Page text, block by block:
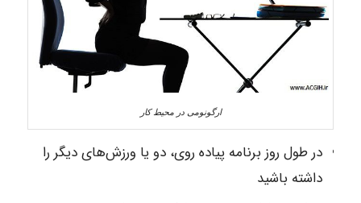
ارگونومی در محیط کار
در طول روز برنامه پیاده روی، دو یا ورزش‌های دیگر را
داشته باشید